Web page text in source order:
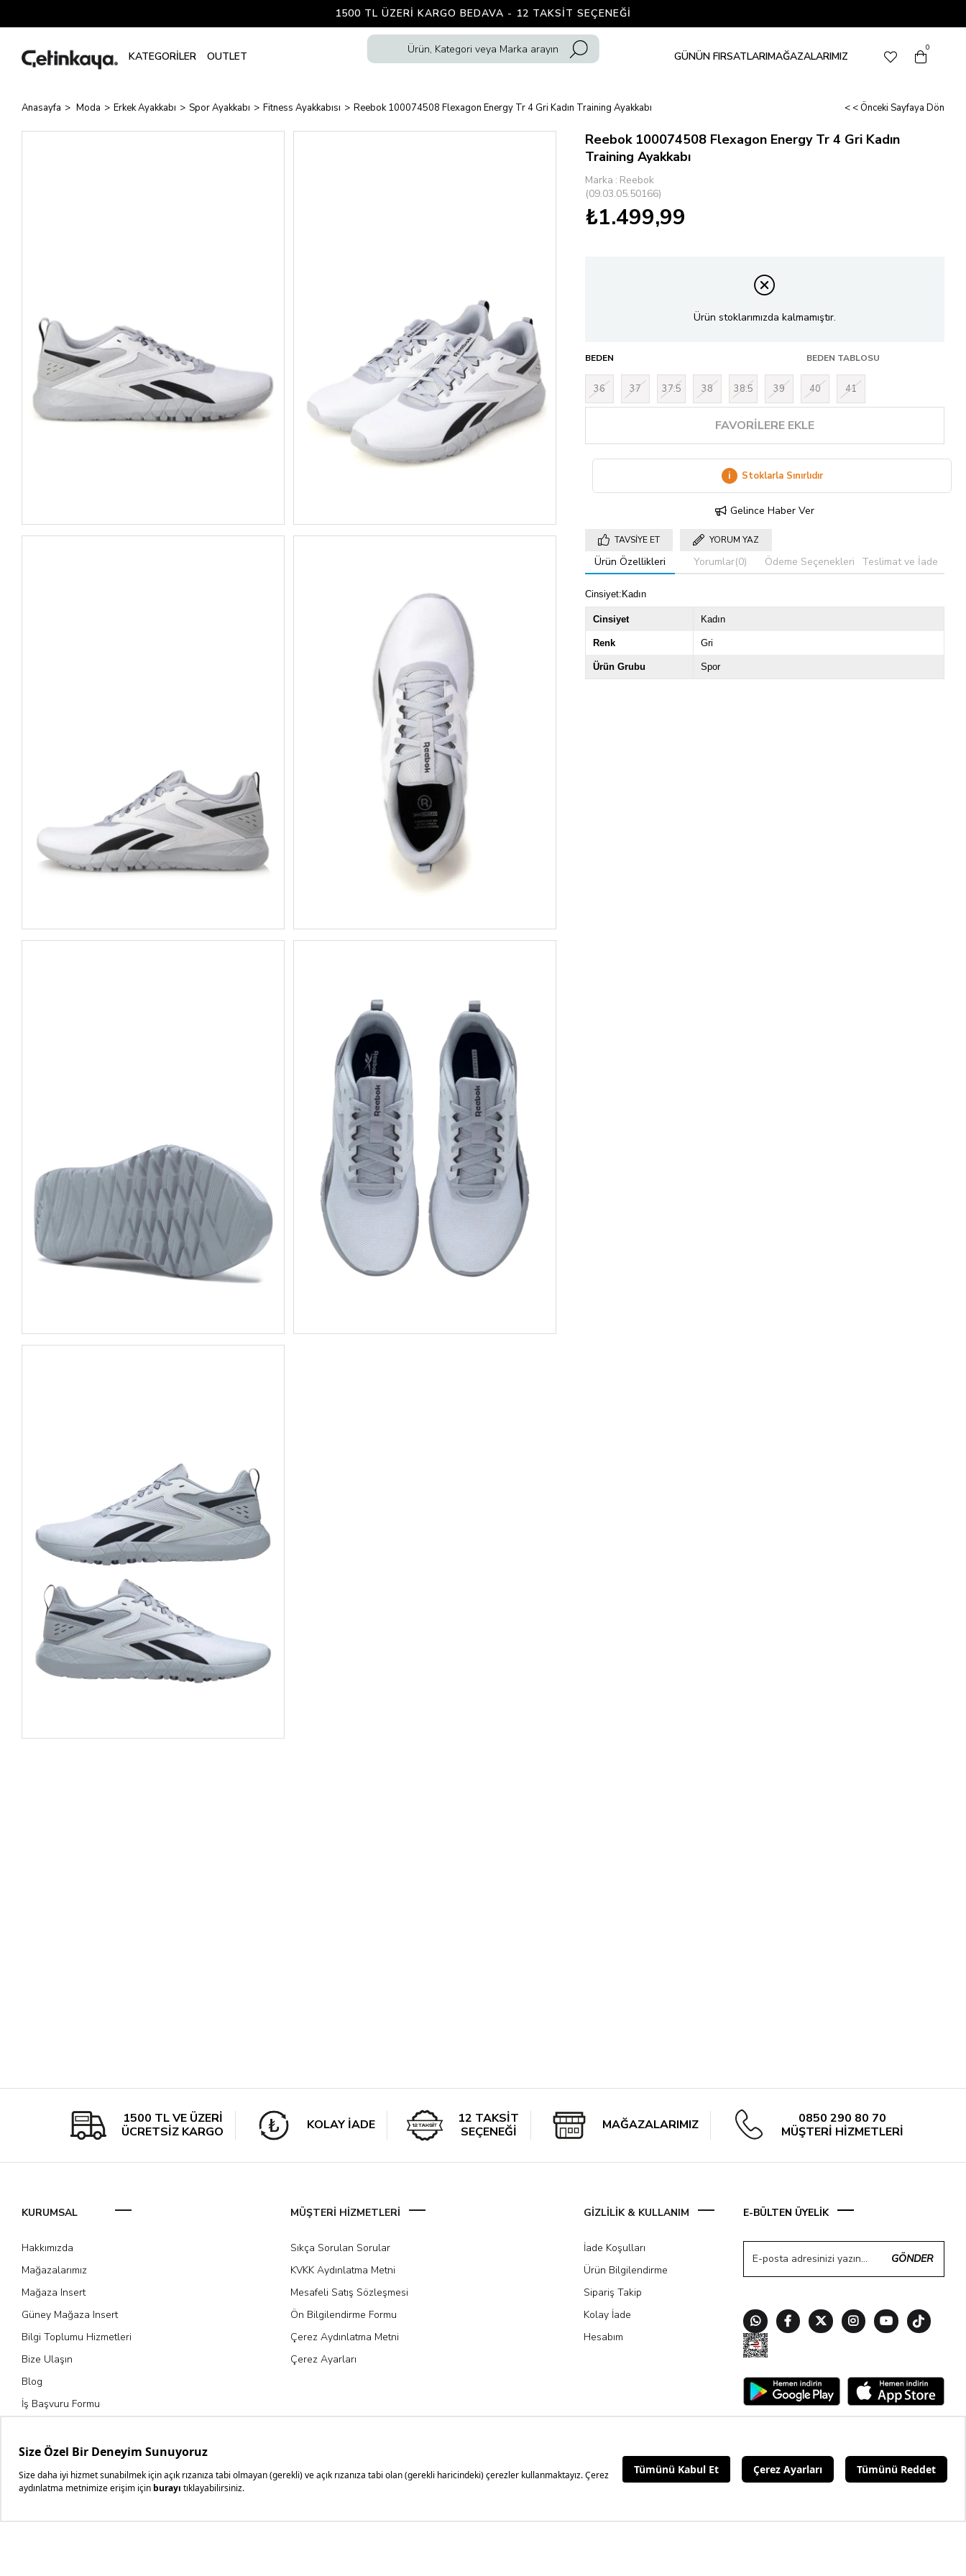
1500 TL ÜZERI KARGO BEDAVA - 12 TAKSIT SEÇENEĞI
GÜNÜN FIRSATLARIMAĞAZALARIMIZ
0
Anasayfa Moda Erkek Ayakkabı Spor Ayakkabı Fitness Ayakkabısı Reebok 100074508 Flexagon Energy Tr 4 Gri Kadın Training Ayakkabı < < Önceki Sayfaya Dön
Reebok 100074508 Flexagon Energy Tr 4 Gri Kadın
Training Ayakkabı
Marka : Reebok
(09.03.05.50166)
₺1.499,99
Ürün stoklarımızda kalmamıştır.
BEDEN BEDEN TABLOSU
36 37 37.5 38 38.5 39 40 41
FAVORILERE EKLE
i Stoklarla Sınırlıdır
Gelince Haber Ver
TAVSIYE ET YORUM YAZ
Ürün Özellikleri Yorumlar(0) Ödeme Seçenekleri Teslimat ve İade
Cinsiyet:Kadın
Cinsiyet Kadın
Renk Gri
Ürün Grubu Spor
1500 TL VE ÜZERİ
ÜCRETSİZ KARGO
KOLAY İADE
12 TAKSİT
SEÇENEĞİ
MAĞAZALARIMIZ
0850 290 80 70
MÜŞTERİ HİZMETLERİ
KURUMSAL
Hakkımızda
Mağazalarımız
Mağaza Insert
Güney Mağaza Insert
Bilgi Toplumu Hizmetleri
Bize Ulaşın
Blog
İş Başvuru Formu
MÜŞTERİ HİZMETLERİ
Sıkça Sorulan Sorular
KVKK Aydınlatma Metni
Mesafeli Satış Sözleşmesi
Ön Bilgilendirme Formu
Çerez Aydınlatma Metni
Çerez Ayarları
GİZLİLİK & KULLANIM
İade Koşulları
Ürün Bilgilendirme
Sipariş Takip
Kolay İade
Hesabım
E-BÜLTEN ÜYELİK
GÖNDER